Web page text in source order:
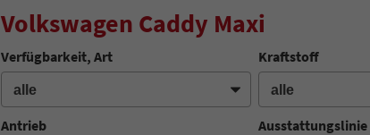
Volkswagen Caddy Maxi
Verfügbarkeit, Art Kraftstoff
Antrieb Ausstattungslinie